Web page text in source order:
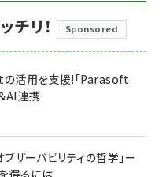
リ！ Sponsored
活用を支援!「Parasoft
AI連携
ザーバビリティの哲学」ー
得るには